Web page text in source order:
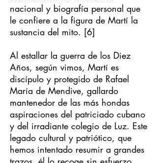
nacional y biografía personal que
le confiere a la figura de Martí la
sustancia del mito. [6]
Al estallar la guerra de los Diez
Años, según vimos, Martí es
discípulo y protegido de Rafael
María de Mendive, gallardo
mantenedor de las más hondas
aspiraciones del patriciado cubano
y del irradiante colegio de Luz. Este
legado cultural y patriótico, que
hemos intentado resumir a grandes